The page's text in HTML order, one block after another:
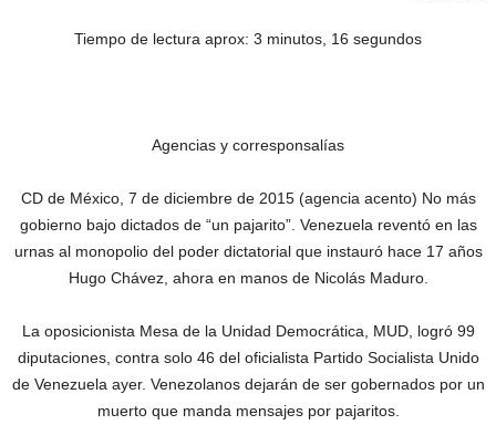
Tiempo de lectura aprox: 3 minutos, 16 segundos
Agencias y corresponsalías
CD de México, 7 de diciembre de 2015 (agencia acento) No más
gobierno bajo dictados de “un pajarito”. Venezuela reventó en las
urnas al monopolio del poder dictatorial que instauró hace 17 años
Hugo Chávez, ahora en manos de Nicolás Maduro.
La oposicionista Mesa de la Unidad Democrática, MUD, logró 99
diputaciones, contra solo 46 del oficialista Partido Socialista Unido
de Venezuela ayer. Venezolanos dejarán de ser gobernados por un
muerto que manda mensajes por pajaritos.